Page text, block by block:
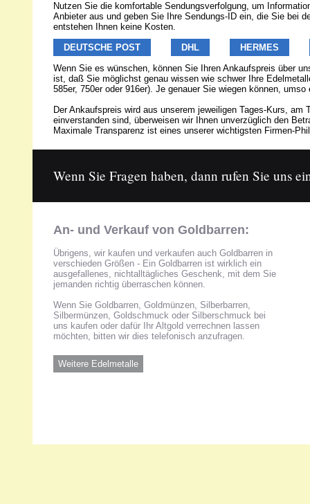
Nutzen Sie die komfortable Sendungsverfolgung, um
Anbieter aus und geben Sie Ihre Sendungs-ID ein, die Sie bei
entstehen Ihnen keine Kosten.
DEUTSCHE POST
DHL
HERMES
Wenn Sie es wünschen, können Sie Ihren Ankaufspreis über
ist, daß Sie möglichst genau wissen wie schwer Ihre
585er, 750er oder 916er). Je genauer Sie wiegen können,
Der Ankaufspreis wird aus unserem jeweiligen Tages-Kurs,
einverstanden sind, überweisen wir Ihnen unverzüglich den
Maximale Transparenz ist eines unserer wichtigsten Firmen-
Wenn Sie Fragen haben, dann rufen Sie uns
An- und Verkauf von Goldbarren:
Übrigens, wir kaufen und verkaufen auch Goldbarren in
verschieden Größen - Ein Goldbarren ist wirklich ein
ausgefallenes, nichtalltägliches Geschenk, mit dem Sie
jemanden richtig überraschen können.
Wenn Sie Goldbarren, Goldmünzen, Silberbarren,
Silbermünzen, Goldschmuck oder Silberschmuck bei
uns kaufen oder dafür Ihr Altgold verrechnen lassen
möchten, bitten wir dies telefonisch anzufragen.
Weitere Edelmetalle